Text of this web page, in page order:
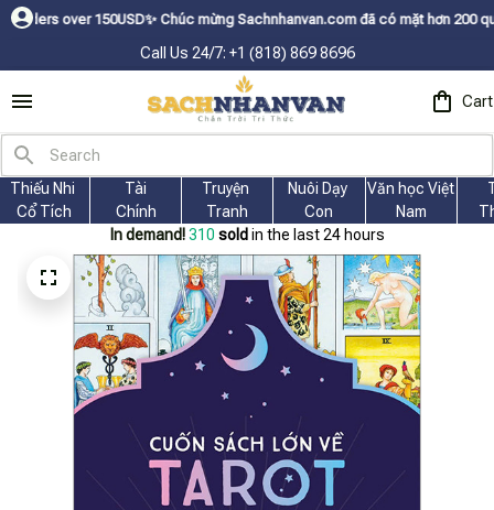
150USDㅤ✨Chúc mừng Sachnhanvan.com đã có mặt hơn 200 quốc gia
Call Us 24/7: +1 (818) 869 8696
Cart
Thiếu Nhi
Cổ Tích
Tài
Chính
Truyện
Tranh
Nuôi Dạy
Con
Văn học Việt
Nam
In demand! 313 sold in the last 24 hours